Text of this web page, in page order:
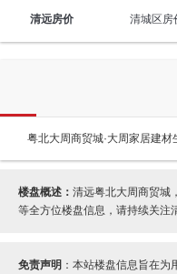
清远房价 清城区房
粤北大周商贸城·大周家居建材
楼盘概述： 清远粤北大周商贸城
等全方位楼盘信息，请持续关注
免责声明 ：本站楼盘信息旨在